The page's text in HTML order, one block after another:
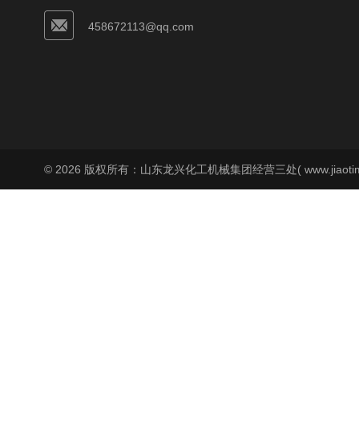
458672113@qq.com
© 2026 版权所有：山东龙兴化工机械集团经营三处(